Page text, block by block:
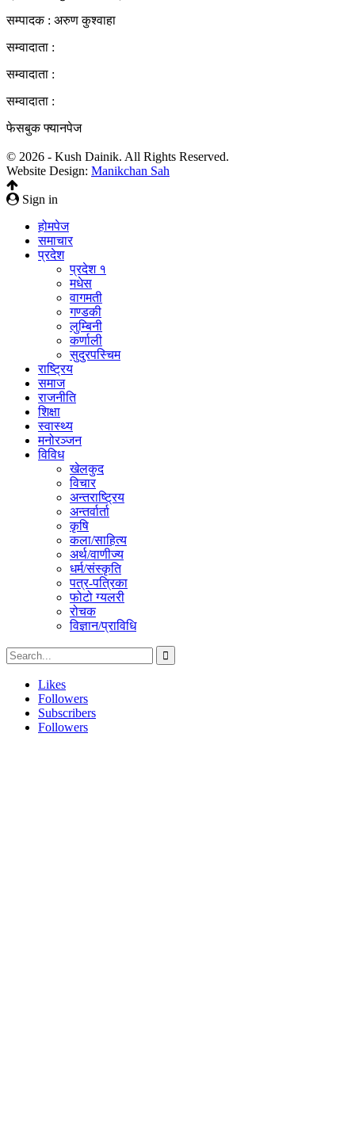
सम्पादक : अरुण कुश्वाहा
सम्वादाता :
सम्वादाता :
सम्वादाता :
फेसबुक फ्यानपेज
© 2026 - Kush Dainik. All Rights Reserved.
Website Design: Manikchan Sah
Sign in
होमपेज
समाचार
प्रदेश
प्रदेश १
मधेस
वागमती
गण्डकी
लुम्बिनी
कर्णाली
सुदुरपस्चिम
राष्ट्रिय
समाज
राजनीति
शिक्षा
स्वास्थ्य
मनोरञ्जन
विविध
खेलकुद
विचार
अन्तराष्ट्रिय
अन्तर्वार्ता
कृषि
कला/साहित्य
अर्थ/वाणीज्य
धर्म/संस्कृति
पत्र-पत्रिका
फोटो ग्यलरी
रोचक
विज्ञान/प्राविधि
Likes
Followers
Subscribers
Followers